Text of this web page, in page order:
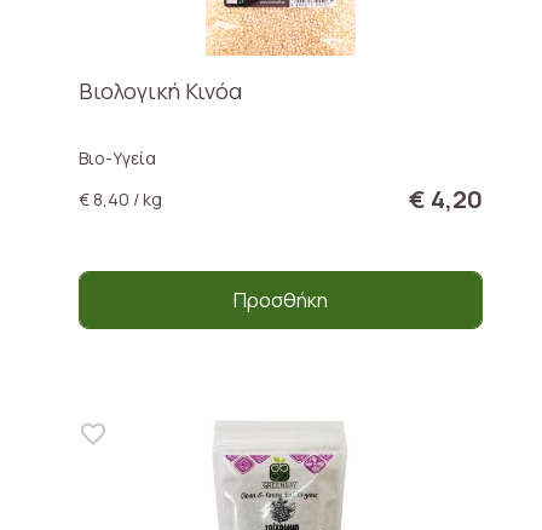
Βιολογική Κινόα
Βιο-Υγεία
€ 8,40 / kg
€ 4,20
Προσθήκη